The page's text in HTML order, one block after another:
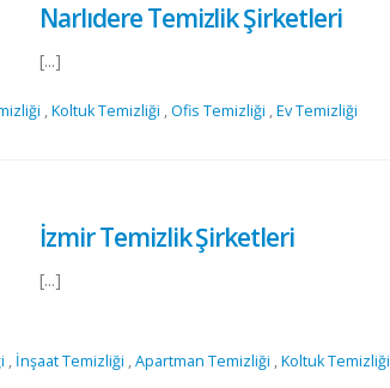
Narlıdere Temizlik Şirketleri
[...]
,Koltuk Temizliği ,Ofis Temizliği ,Ev Temizliği
İzmir Temizlik Şirketleri
[...]
, İnşaat Temizliği ,Apartman Temizliği ,Koltuk Temizliği